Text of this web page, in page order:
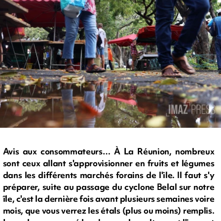
Avis aux consommateurs… À La Réunion, nombreux
sont ceux allant s'approvisionner en fruits et légumes
dans les différents marchés forains de l'ile. Il faut s'y
préparer, suite au passage du cyclone Belal sur notre
île, c'est la dernière fois avant plusieurs semaines voire
mois, que vous verrez les étals (plus ou moins) remplis.